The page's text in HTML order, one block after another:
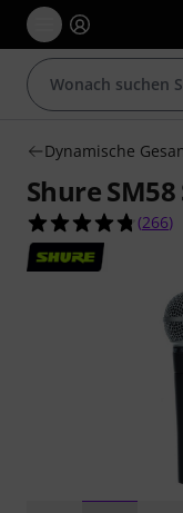
Dynamische
Shure
4.7
(266)